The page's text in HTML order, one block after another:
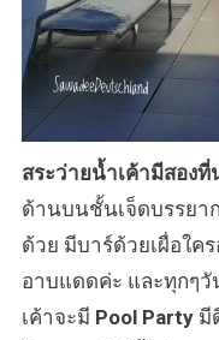
สระว่ายน้ำเค้ามีสองที่
ด้านบนชั้นเจ็ดบรรยา
ด้วย มีบาร์ด้วยเผื่อใค
อาบแดดค่ะ และทุกๆวั
เค้าจะมี Pool Partyมี